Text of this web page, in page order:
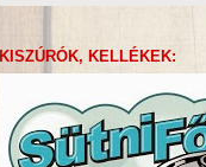
KISZÚRÓK, KELLÉKEK: